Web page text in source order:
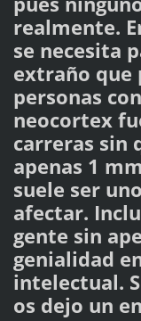
realmente.
se necesita
extraño que
personas
neocortex
carreras sin
apenas 1
suele ser
afectar.
gente sin
genialidad
intelectual.
os dejo un